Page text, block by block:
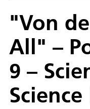
"Von
All" –
9 –